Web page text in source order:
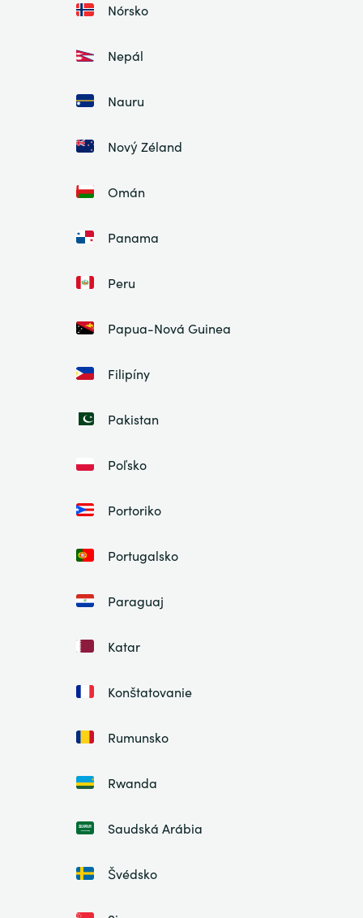
Nórsko
Nepál
Nauru
Nový Zéland
Omán
Panama
Peru
Papua-Nová Guinea
Filipíny
Pakistan
Poľsko
Portoriko
Portugalsko
Paraguaj
Katar
Konštatovanie
Rumunsko
Rwanda
Saudská Arábia
Švédsko